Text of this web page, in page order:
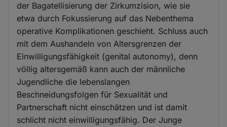
der Bagatellisierung der Zirkumzision, wie sie
etwa durch Fokussierung auf das Nebenthema
operative Komplikationen geschieht. Schluss auch
mit dem Aushandeln von Altersgrenzen der
Einwilligungsfähigkeit (genital autonomy), denn
völlig altersgemäß kann auch der männliche
Jugendliche die lebenslangen
Beschneidungsfolgen für Sexualität und
Partnerschaft nicht einschätzen und ist damit
schlicht nicht einwilligungsfähig. Der Junge